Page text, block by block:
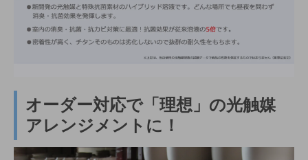
オーダー対応で「理想」の光触媒
アレンジメントに！